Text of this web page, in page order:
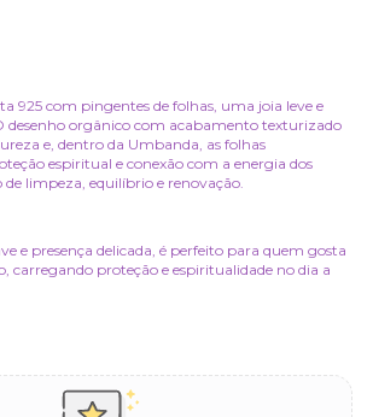
925 com pingentes de folhas, uma joia leve e
desenho orgânico com acabamento texturizado
e, dentro da Umbanda, as folhas
espiritual e conexão com a energia dos
de limpeza, equilíbrio e renovação.
e presença delicada, é perfeito para quem gosta
carregando proteção e espiritualidade no dia a